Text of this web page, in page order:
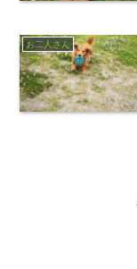
お二人さん